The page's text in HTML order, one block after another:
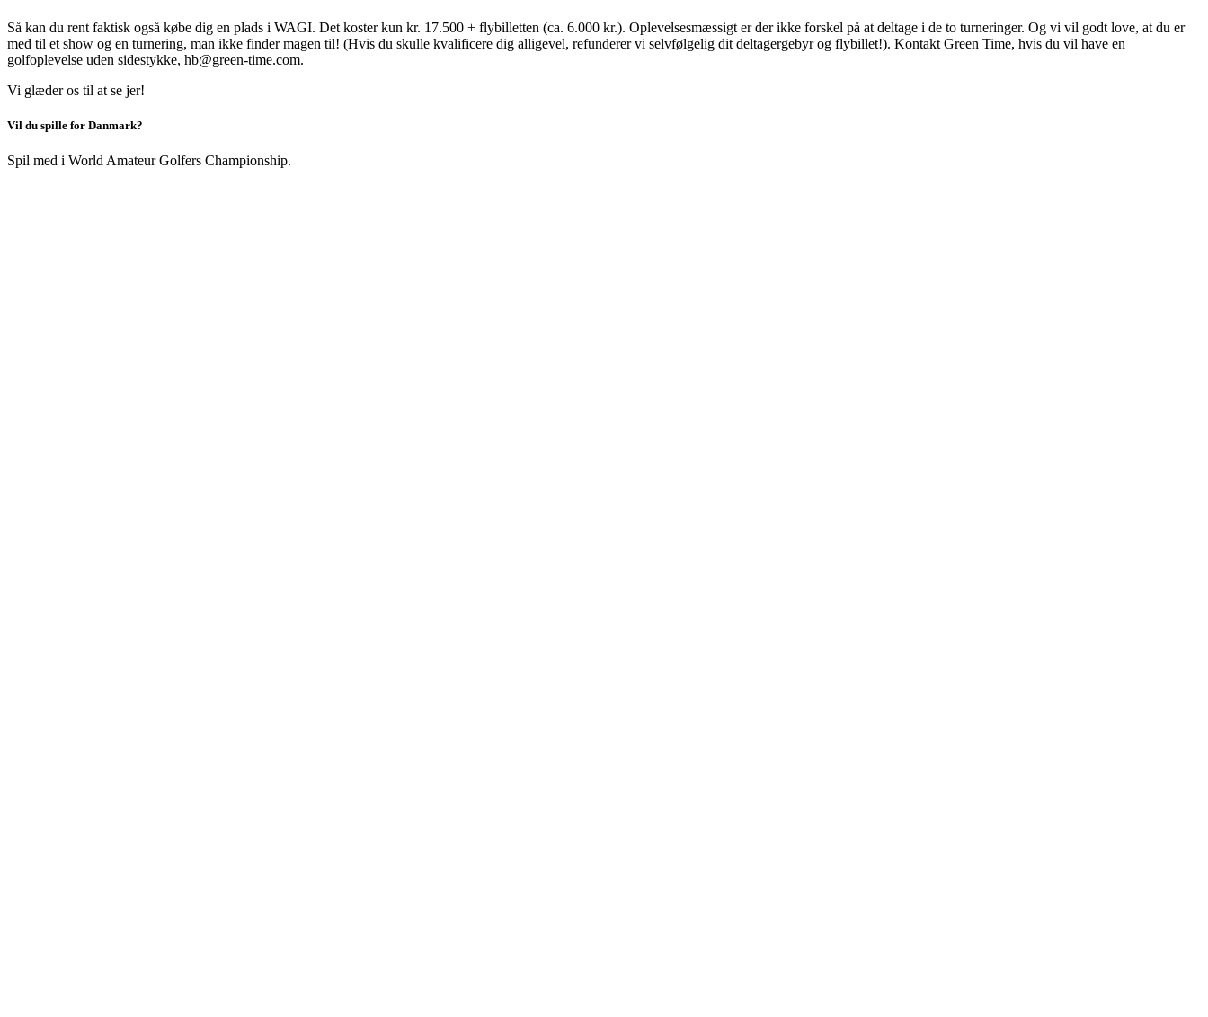
Så kan du rent faktisk også købe dig en plads i WAGI. Det koster kun kr. 17.500 + flybilletten (ca. 6.000 kr.). Oplevelsesmæssigt er der ikke forskel på at deltage i de to turneringer. Og vi vil godt love, at du er
med til et show og en turnering, man ikke finder magen til! (Hvis du skulle kvalificere dig alligevel, refunderer vi selvfølgelig dit deltagergebyr og flybillet!). Kontakt Green Time, hvis du vil have en
golfoplevelse uden sidestykke, hb@green-time.com.
Vi glæder os til at se jer!
Vil du spille for Danmark?
Spil med i World Amateur Golfers Championship.